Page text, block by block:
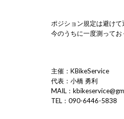
ポジション規定は避けて
今のうちに一度測ってお
主催：KBikeService
代表：小橋 勇利
MAIL：
TEL：090-6446-5838